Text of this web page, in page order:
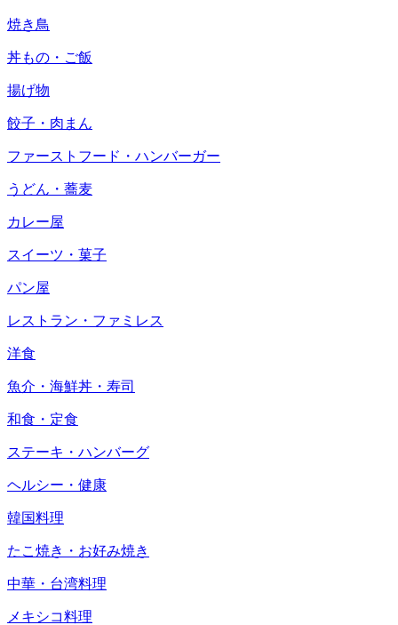
焼き鳥
丼もの・ご飯
揚げ物
餃子・肉まん
ファーストフード・ハンバーガー
うどん・蕎麦
カレー屋
スイーツ・菓子
パン屋
レストラン・ファミレス
洋食
魚介・海鮮丼・寿司
和食・定食
ステーキ・ハンバーグ
ヘルシー・健康
韓国料理
たこ焼き・お好み焼き
中華・台湾料理
メキシコ料理